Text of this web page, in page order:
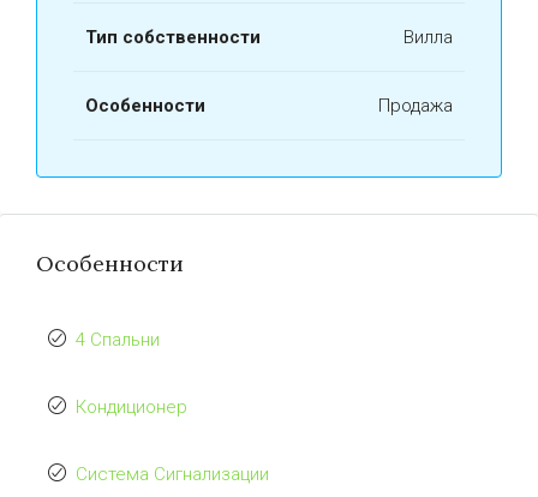
Тип собственности Вилла
Особенности Продажа
Особенности
4 Спальни
Кондиционер
Система Сигнализации